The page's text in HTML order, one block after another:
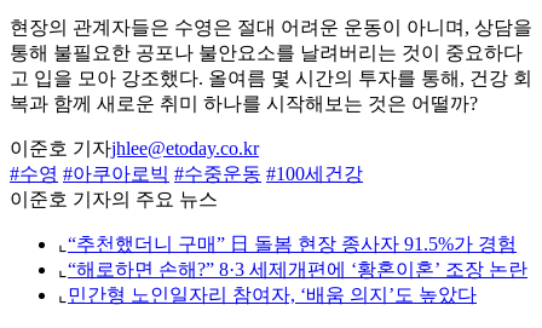
현장의 관계자들은 수영은 절대 어려운 운동이 아니며, 상담을
통해 불필요한 공포나 불안요소를 날려버리는 것이 중요하다
고 입을 모아 강조했다. 올여름 몇 시간의 투자를 통해, 건강 회
복과 함께 새로운 취미 하나를 시작해보는 것은 어떨까?
이준호 기자jhlee@etoday.co.kr
#수영 #아쿠아로빅 #수중운동 #100세건강
이준호 기자의 주요 뉴스
⌞ “추천했더니 구매” 日 돌봄 현장 종사자 91.5%가 경험
⌞ “해로하면 손해?” 8·3 세제개편에 ‘황혼이혼’ 조장 논란
⌞ 민간형 노인일자리 참여자, ‘배움 의지’도 높았다